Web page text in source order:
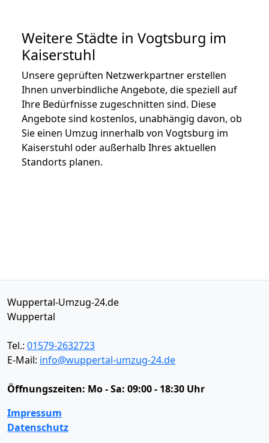
Weitere Städte in Vogtsburg im
Kaiserstuhl
Unsere geprüften Netzwerkpartner erstellen
Ihnen unverbindliche Angebote, die speziell auf
Ihre Bedürfnisse zugeschnitten sind. Diese
Angebote sind kostenlos, unabhängig davon, ob
Sie einen Umzug innerhalb von Vogtsburg im
Kaiserstuhl oder außerhalb Ihres aktuellen
Standorts planen.
Wuppertal-Umzug-24.de
Wuppertal
Tel.: 01579-2632723
E-Mail: info@wuppertal-umzug-24.de
Öffnungszeiten: Mo - Sa: 09:00 - 18:30 Uhr
Impressum
Datenschutz